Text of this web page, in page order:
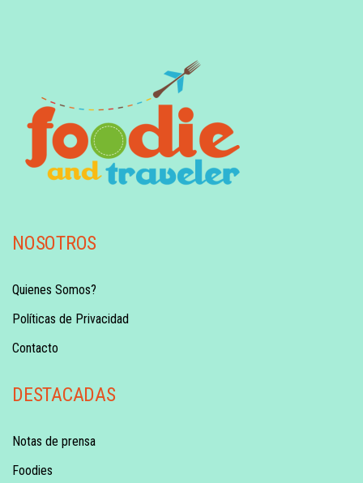
NOSOTROS
Quienes Somos?
Políticas de Privacidad
Contacto
DESTACADAS
Notas de prensa
Foodies